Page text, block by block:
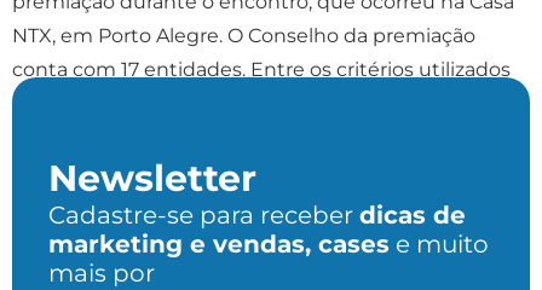
NTX, em Porto Alegre. O Conselho da premiação
conta com 17 entidades. Entre os critérios utilizados
para definir as empresas homenageadas […]
Newsletter
Cadastre-se para receber dicas de
marketing e vendas, cases e muito
mais por